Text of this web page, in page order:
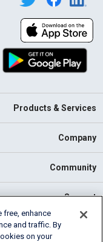
Products & Services
Company
Community
Support
free, enhance
and traffic. By
on your